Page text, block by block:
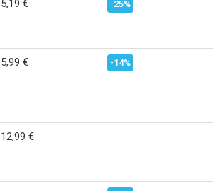
5,19 € -25%
5,99 € -14%
12,99 €